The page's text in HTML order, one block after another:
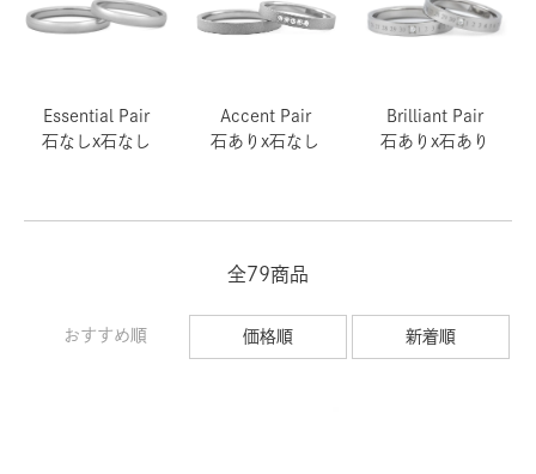
Essential Pair
石なしx石なし
Accent Pair
石ありx石なし
Brilliant Pair
石ありx石あり
全79商品
おすすめ順 価格順 新着順